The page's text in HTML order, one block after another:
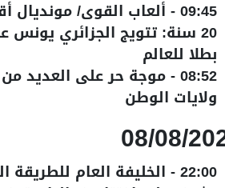
09:45
- ألعاب القوى/ مونديال
20 سنة: تتويج الجزائري
بطلا للعالم
08:52
-موجة حر على العديد من
ولايات الوطن
08/08/
22:00
- الخليفة العام للطريقة